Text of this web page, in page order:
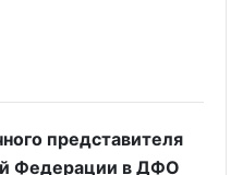
представителя
Федерации в ДФО